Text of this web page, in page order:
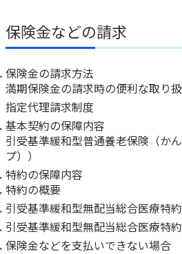
保険金などの請求
保険金の請求方法
満期保険金の請求時の便利な取り
指定代理請求制度
基本契約の保障内容
引受基準緩和型普通養老保険（か
プ））
特約の保障内容
特約の概要
引受基準緩和型無配当総合医療特
引受基準緩和型無配当総合医療特
保険金などを支払いできない場合